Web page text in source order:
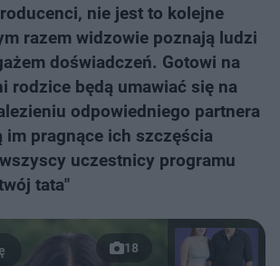
nie jest to kolejne
razem widzowie poznają ludzi
doświadczeń. Gotowi na
rodzice będą umawiać się na
odpowiedniego partnera
im pragnące ich szczęścia
uczestnicy programu
tata"
18